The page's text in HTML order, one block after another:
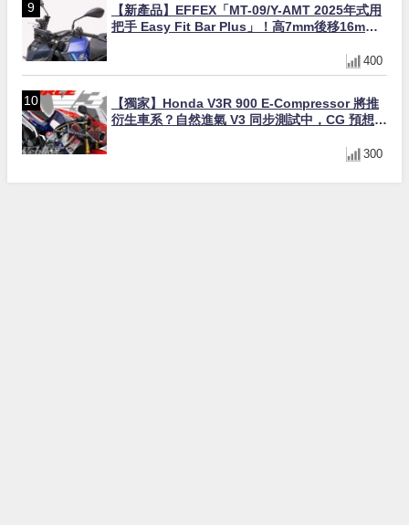
【新產品】EFFEX「MT-09/Y-AMT 2025年式用
把手 Easy Fit Bar Plus」！高7mm後移16mm
400
【獨家】Honda V3R 900 E-Compressor 將推
衍生車系？自然進氣 V3 同步測試中，CG 預想曝
300